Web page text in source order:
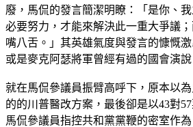
廢，馬侃的發言簡潔明瞭：「是你、
必要努力，才能來解決此一重大爭議
嘴八舌。」其英雄氣度與發言的慷慨
或是麥克阿瑟將軍曾經有過的國會演說
就在馬侃參議員振臂高呼下，原本以
的的川普醫改方案，最後卻是以43對
馬侃參議員指控共和黨黨鞭的密室作